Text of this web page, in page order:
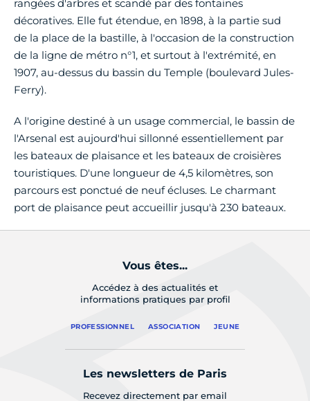
rangées d'arbres et scandé par des fontaines
décoratives. Elle fut étendue, en 1898, à la partie sud
de la place de la bastille, à l'occasion de la construction
de la ligne de métro n°1, et surtout à l'extrémité, en
1907, au-dessus du bassin du Temple (boulevard Jules-
Ferry).
A l'origine destiné à un usage commercial, le bassin de
l'Arsenal est aujourd'hui sillonné essentiellement par
les bateaux de plaisance et les bateaux de croisières
touristiques. D'une longueur de 4,5 kilomètres, son
parcours est ponctué de neuf écluses. Le charmant
port de plaisance peut accueillir jusqu'à 230 bateaux.
Vous êtes...
Accédez à des actualités et
informations pratiques par profil
PROFESSIONNEL ASSOCIATION JEUNE
Les newsletters de Paris
Recevez directement par email